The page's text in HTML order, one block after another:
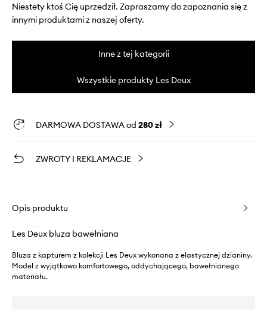
Niestety ktoś Cię uprzedził. Zapraszamy do zapoznania się z
innymi produktami z naszej oferty.
Inne z tej kategorii
Wszystkie produkty Les Deux
DARMOWA DOSTAWA od 280 zł
ZWROTY I REKLAMACJE
Opis produktu
Les Deux bluza bawełniana
Bluza z kapturem z kolekcji Les Deux wykonana z elastycznej dzianiny.
Model z wyjątkowo komfortowego, oddychającego, bawełnianego
materiału.